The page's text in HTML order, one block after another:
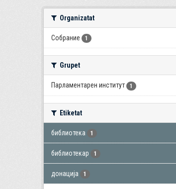
Organizatat
Собрание 1
Grupet
Парламентарен институт 1
Etiketat
библиотека 1
библиотекар 1
донација 1